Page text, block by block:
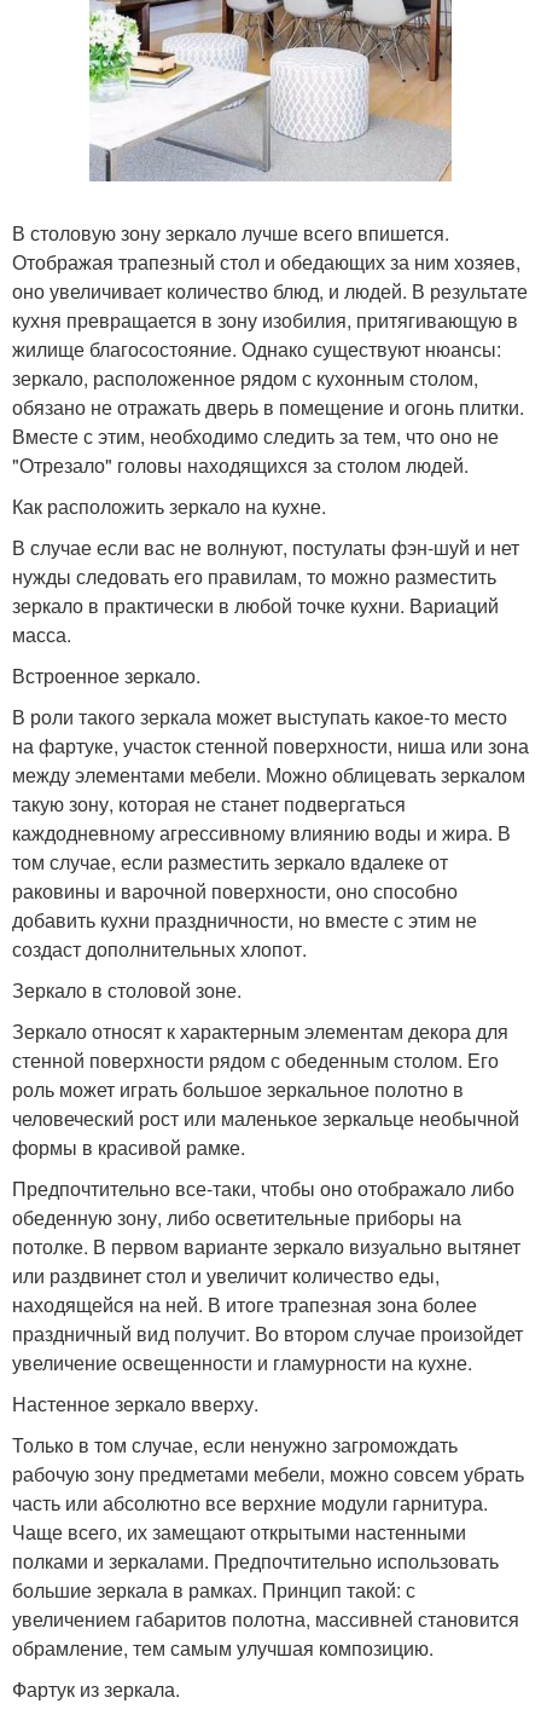
В столовую зону зеркало лучше всего впишется.
Отображая трапезный стол и обедающих за ним хозяев,
оно увеличивает количество блюд, и людей. В результате
кухня превращается в зону изобилия, притягивающую в
жилище благосостояние. Однако существуют нюансы:
зеркало, расположенное рядом с кухонным столом,
обязано не отражать дверь в помещение и огонь плитки.
Вместе с этим, необходимо следить за тем, что оно не
"Отрезало" головы находящихся за столом людей.
Как расположить зеркало на кухне.
В случае если вас не волнуют, постулаты фэн-шуй и нет
нужды следовать его правилам, то можно разместить
зеркало в практически в любой точке кухни. Вариаций
масса.
Встроенное зеркало.
В роли такого зеркала может выступать какое-то место
на фартуке, участок стенной поверхности, ниша или зона
между элементами мебели. Можно облицевать зеркалом
такую зону, которая не станет подвергаться
каждодневному агрессивному влиянию воды и жира. В
том случае, если разместить зеркало вдалеке от
раковины и варочной поверхности, оно способно
добавить кухни праздничности, но вместе с этим не
создаст дополнительных хлопот.
Зеркало в столовой зоне.
Зеркало относят к характерным элементам декора для
стенной поверхности рядом с обеденным столом. Его
роль может играть большое зеркальное полотно в
человеческий рост или маленькое зеркальце необычной
формы в красивой рамке.
Предпочтительно все-таки, чтобы оно отображало либо
обеденную зону, либо осветительные приборы на
потолке. В первом варианте зеркало визуально вытянет
или раздвинет стол и увеличит количество еды,
находящейся на ней. В итоге трапезная зона более
праздничный вид получит. Во втором случае произойдет
увеличение освещенности и гламурности на кухне.
Настенное зеркало вверху.
Только в том случае, если ненужно загромождать
рабочую зону предметами мебели, можно совсем убрать
часть или абсолютно все верхние модули гарнитура.
Чаще всего, их замещают открытыми настенными
полками и зеркалами. Предпочтительно использовать
большие зеркала в рамках. Принцип такой: с
увеличением габаритов полотна, массивней становится
обрамление, тем самым улучшая композицию.
Фартук из зеркала.